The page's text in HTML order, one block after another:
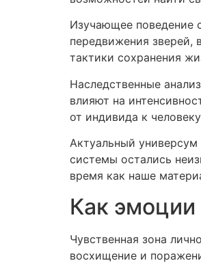
Изучающее поведение
передвижения зверей,
тактики сохранения
Наследственные
влияют на
от индивида к
Актуальный
системы остались
время как наше
Как
Чувственная зона
восхищение и